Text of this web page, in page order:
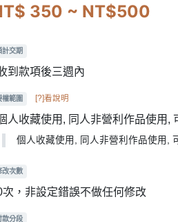
350 ~ NT$500
計交期
到款項後三週內
權範圍 [?]看說明
人收藏使用, 同人非營利作品使用,
個人收藏使用, 同人非營利作品使用,
改次數
次，非設定錯誤不做任何修改
款分段